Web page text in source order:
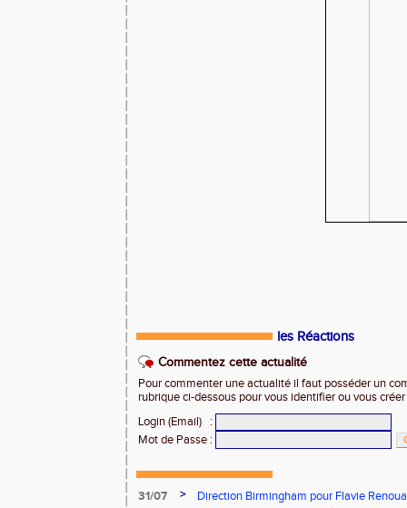
les Réactions
Commentez cette actualité
Pour commenter une actualité il faut posséder un
rubrique ci-dessous pour vous identifier ou vous
Login (Email)
:
Mot de Passe :
31/07 >
Direction Birmingham pour Flavie